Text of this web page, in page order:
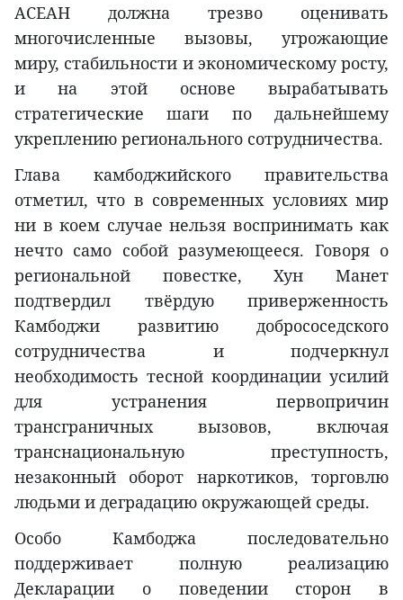
АСЕАН должна трезво оценивать
многочисленные вызовы, угрожающие
миру, стабильности и экономическому росту,
и на этой основе вырабатывать
стратегические шаги по дальнейшему
укреплению регионального сотрудничества.
Глава камбоджийского правительства
отметил, что в современных условиях мир
ни в коем случае нельзя воспринимать как
нечто само собой разумеющееся. Говоря о
региональной повестке, Хун Манет
подтвердил твёрдую приверженность
Камбоджи развитию добрососедского
сотрудничества и подчеркнул
необходимость тесной координации усилий
для устранения первопричин
трансграничных вызовов, включая
транснациональную преступность,
незаконный оборот наркотиков, торговлю
людьми и деградацию окружающей среды.
Особо Камбоджа последовательно
поддерживает полную реализацию
Декларации о поведении сторон в